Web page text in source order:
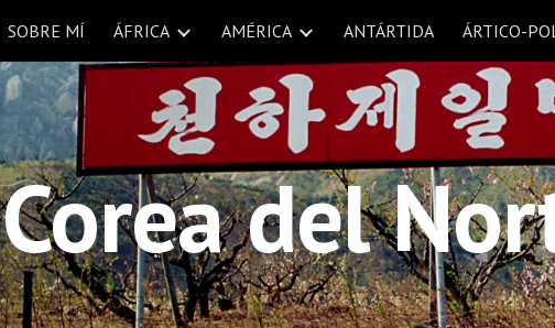
Skip to main content Skip
SOBRE MÍ ÁFRICA AMÉRICA ANTÁRTIDA ÁRTICO-
Corea del